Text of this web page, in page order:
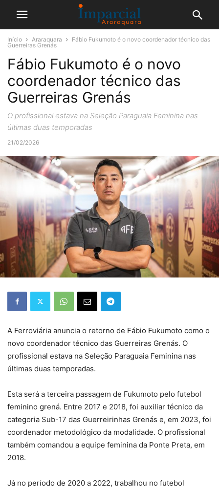
Início Araraquara
Fábio Fukumoto é o novo coordenador técnico das
Guerreiras Grenás
Fábio Fukumoto é o novo
coordenador técnico das
Guerreiras Grenás
O profissional estava na Seleção Paraguaia Feminina nas
últimas duas temporadas
21/02/2026
A Ferroviária anuncia o retorno de Fábio Fukumoto como o
novo coordenador técnico das Guerreiras Grenás. O
profissional estava na Seleção Paraguaia Feminina nas
últimas duas temporadas.
Esta será a terceira passagem de Fukumoto pelo futebol
feminino grená. Entre 2017 e 2018, foi auxiliar técnico da
categoria Sub-17 das Guerreirinhas Grenás e, em 2023, foi
coordenador metodológico da modalidade. O profissional
também comandou a equipe feminina da Ponte Preta, em
2018.
Já no período de 2020 a 2022, trabalhou no futebol